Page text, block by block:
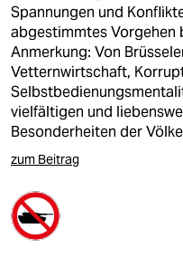
Spannungen und
abgestimmtes Vorgehen
Anmerkung: Von
Vetternwirtschaft,
vielfältigen und
Besonderheiten der
zum Beitrag